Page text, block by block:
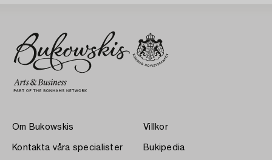
Om Bukowskis
Kontakta våra specialister
Villkor
Bukipedia